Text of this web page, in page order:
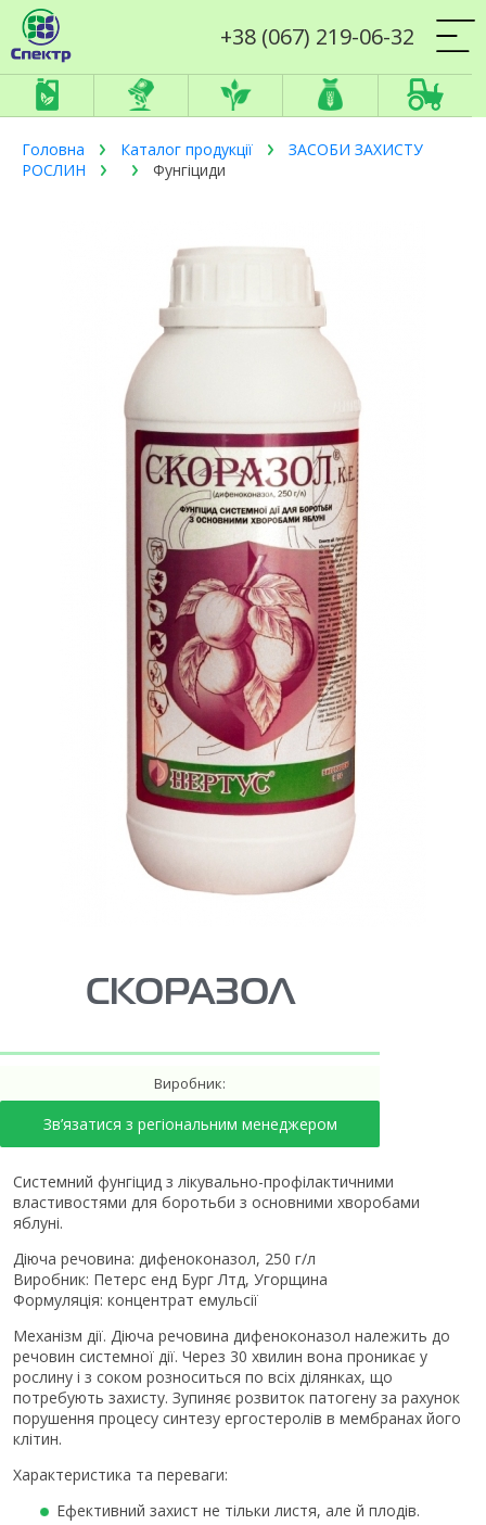
+38 (067) 219-06-32
Головна Каталог продукції
ЗАСОБИ ЗАХИСТУ
РОСЛИН
Фунгіциди
СКОРАЗОЛ
Виробник:
Зв’язатися з регіональним менеджером
Системний фунгіцид з лікувально-профілактичними
властивостями для боротьби з основними хворобами
яблуні.
Діюча речовина: дифеноконазол, 250 г/л
Виробник: Петерс енд Бург Лтд, Угорщина
Формуляція: концентрат емульсії
Механізм дії. Діюча речовина дифеноконазол належить до
речовин системної дії. Через 30 хвилин вона проникає у
рослину і з соком розноситься по всіх ділянках, що
потребують захисту. Зупиняє розвиток патогену за рахунок
порушення процесу синтезу ергостеролів в мембранах його
клітин.
Характеристика та переваги:
Ефективний захист не тільки листя, але й плодів.